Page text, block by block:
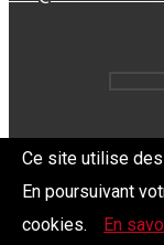
Copyright 2026
Ce site utilise
En poursuivant
cookies.
En